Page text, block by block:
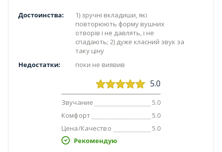
Достоинства:
1) зручні вкладиши, які
повторюють форму вушних
отворів і не давлять, і не
спадають; 2) дуже класний звук за
таку ціну
Недостатки:
поки не виявив
5.0
Звучание 5.0
Комфорт 5.0
Цена/Качество 5.0
Рекомендую